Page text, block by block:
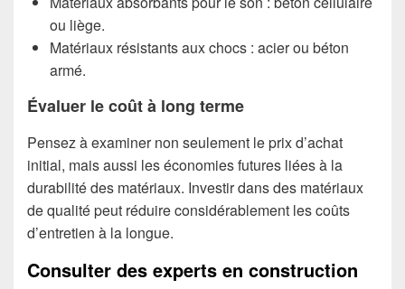
ou liège.
Matériaux résistants aux chocs : acier ou béton
armé.
Évaluer le coût à long terme
Pensez à examiner non seulement le prix d’achat
initial, mais aussi les économies futures liées à la
durabilité des matériaux. Investir dans des matériaux
de qualité peut réduire considérablement les coûts
d’entretien à la longue.
Consulter des experts en construction